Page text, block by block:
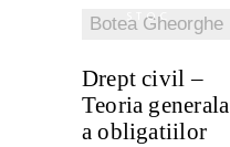
STOC
Botea Gheorghe
Drept civil –
Teoria generala
a obligatiilor